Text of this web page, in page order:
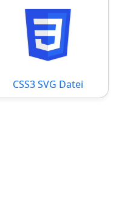
CSS3 SVG Datei